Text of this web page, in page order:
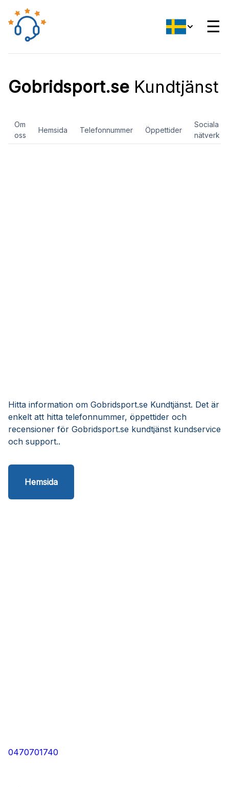
☰
Gobridsport.se Kundtjänst
Om
oss
Hemsida Telefonnummer Öppettider
Sociala
nätverk
Hitta information om Gobridsport.se Kundtjänst. Det är
enkelt att hitta telefonnummer, öppettider och
recensioner för Gobridsport.se kundtjänst kundservice
och support..
Hemsida
0470701740